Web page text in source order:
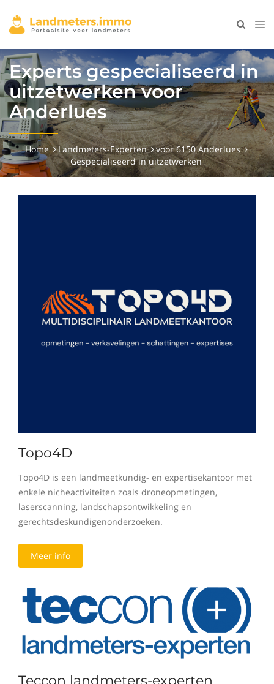
Experts gespecialiseerd in
uitzetwerken voor
Anderlues
Home Landmeters-Experten
voor 6150 Anderlues
Gespecialiseerd in uitzetwerken
Topo4D
Topo4D is een landmeetkundig- en expertisekantoor met
enkele nicheactiviteiten zoals droneopmetingen,
laserscanning, landschapsontwikkeling en
gerechtsdeskundigenonderzoeken.
Meer info
Teccon landmeters-experten